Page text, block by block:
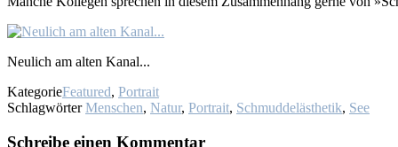
Neu­lich am al­ten Ka­nal...
KategorieFeatured, Portrait
Schlagwörter Menschen, Natur, Portrait, Schmuddelästhetik, See
Schreibe einen Kommentar